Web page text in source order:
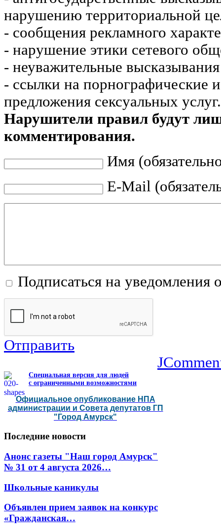
нарушению территориальной
- сообщения рекламного
- нарушение этики сетевого
- неуважительные
- ссылки на порнографические
предложения сексуальных услуг.
Нарушители правил будут
комментирования.
Имя
E-Mail
Подписаться на уведомления
Отправить
Специальная версия для людей
с ограниченными возможностями
Официальное опубликование НПА
администрации и Совета депутатов ГП
"Город Амурск"
Последние новости
Анонс газеты "Наш город Амурск"
№ 31 от 4 августа 2026…
Школьные каникулы
Объявлен прием заявок на конкурс
«Гражданская…